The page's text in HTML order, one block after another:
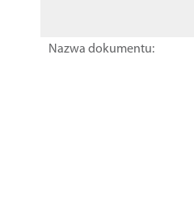
Nazwa dokumentu: